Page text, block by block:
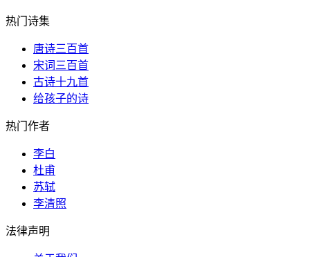
热门诗集
唐诗三百首
宋词三百首
古诗十九首
给孩子的诗
热门作者
李白
杜甫
苏轼
李清照
法律声明